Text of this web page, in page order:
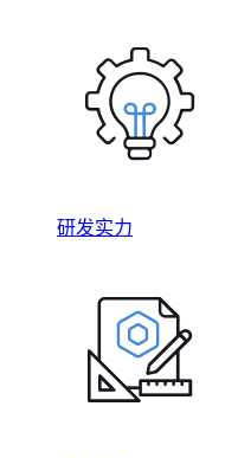
研发实力